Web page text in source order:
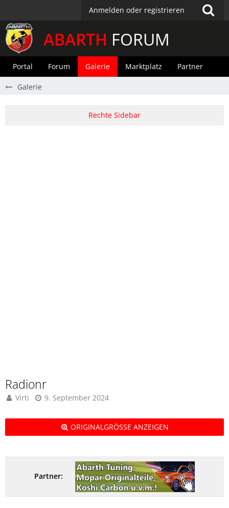
Anmelden oder registrieren
ABARTH FORUM
Portal Forum Galerie Marktplatz Partner
Galerie
Radionr
Virti 9. September 2024
ORIGINALGRÖSSE ANZEIGEN
Partner: